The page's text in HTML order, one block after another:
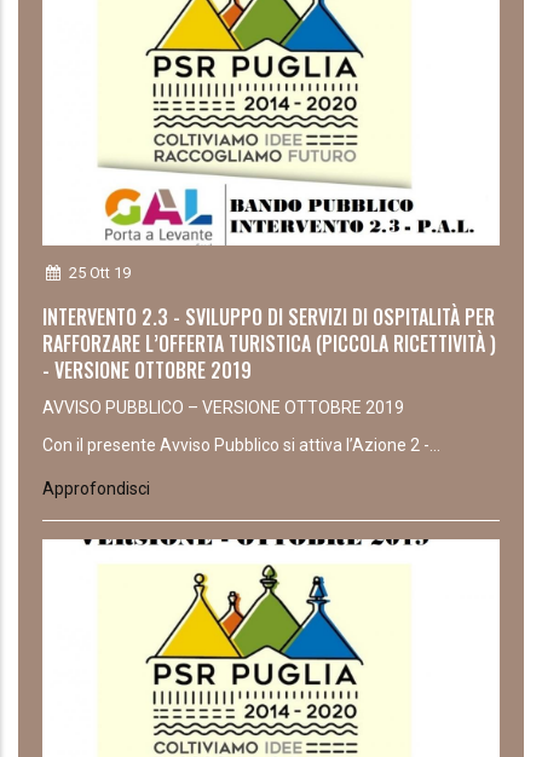
25 Ott 19
INTERVENTO 2.3 - SVILUPPO DI SERVIZI DI OSPITALITÀ PER
RAFFORZARE L’OFFERTA TURISTICA (PICCOLA RICETTIVITÀ )
- VERSIONE OTTOBRE 2019
AVVISO PUBBLICO – VERSIONE OTTOBRE 2019
Con il presente Avviso Pubblico si attiva l’Azione 2 -...
Approfondisci